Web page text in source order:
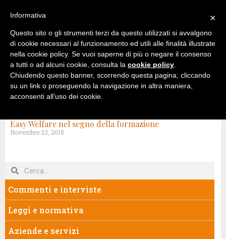
Easy Welfare nel segno della formazione
Novembre 23, 2018
Commenti e interviste
Leggi e normativa
Aziende e servizi
×
Informativa
Questo sito o gli strumenti terzi da questo utilizzati si avvalgono
di cookie necessari al funzionamento ed utili alle finalità illustrate
nella cookie policy. Se vuoi saperne di più o negare il consenso
a tutti o ad alcuni cookie, consulta la cookie policy.
Chiudendo questo banner, scorrendo questa pagina, cliccando
su un link o proseguendo la navigazione in altra maniera,
acconsenti all’uso dei cookie.